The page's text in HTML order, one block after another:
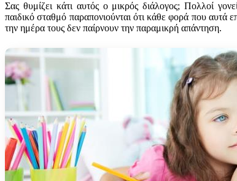
Σας θυμίζει κάτι αυτός ο μικρός διάλογος; Πολλοί
παιδικό σταθμό παραπονιούνται ότι κάθε φορά που αυτά
την ημέρα τους δεν παίρνουν την παραμικρή απάντηση.